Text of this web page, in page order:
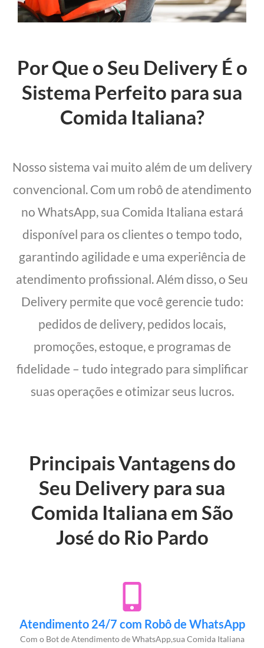
Por Que o Seu Delivery É o
Sistema Perfeito para sua
Comida Italiana?
Nosso sistema vai muito além de um delivery
convencional. Com um robô de atendimento
no WhatsApp, sua Comida Italiana estará
disponível para os clientes o tempo todo,
garantindo agilidade e uma experiência de
atendimento profissional. Além disso, o Seu
Delivery permite que você gerencie tudo:
pedidos de delivery, pedidos locais,
promoções, estoque, e programas de
fidelidade – tudo integrado para simplificar
suas operações e otimizar seus lucros.
Principais Vantagens do
Seu Delivery para sua
Comida Italiana em São
José do Rio Pardo
Atendimento 24/7 com Robô de WhatsApp
Com o Bot de Atendimento de WhatsApp,sua Comida Italiana